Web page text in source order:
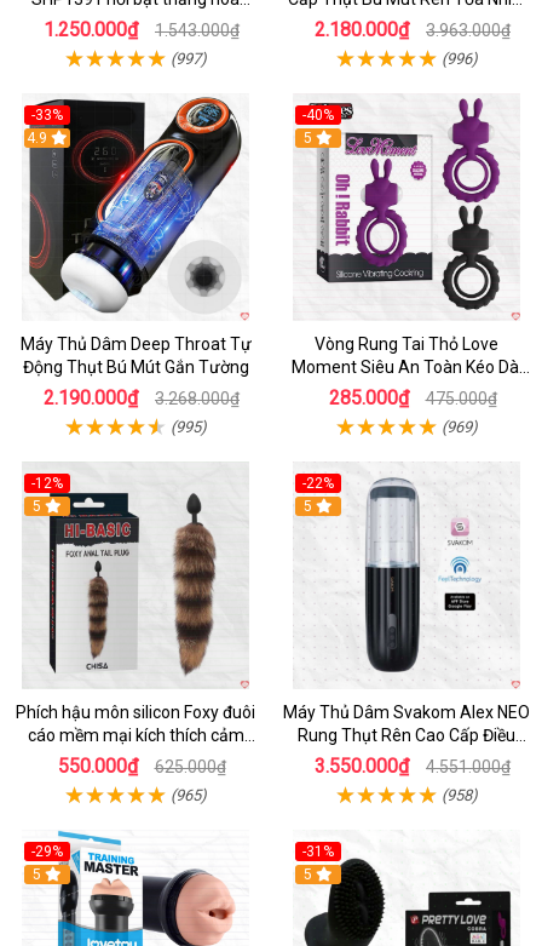
hoàn hảo
1.250.000₫ 1.543.000₫
(997)
Sạc Pin
2.180.000₫ 3.963.000₫
(996)
-33%
Hot
4.9
Máy Thủ Dâm Deep Throat Tự
Động Thụt Bú Mút Gắn Tường
2.190.000₫ 3.268.000₫
(995)
-40%
5
Vòng Rung Tai Thỏ Love
Moment Siêu An Toàn Kéo Dài
Thời Gian
285.000₫ 475.000₫
(969)
-12%
Hot
5
Phích hậu môn silicon Foxy đuôi
cáo mềm mại kích thích cảm
giác mới
550.000₫ 625.000₫
(965)
-22%
5
Máy Thủ Dâm Svakom Alex NEO
Rung Thụt Rên Cao Cấp Điều
Khiển App
3.550.000₫ 4.551.000₫
(958)
-29%
Hot
5
-31%
5